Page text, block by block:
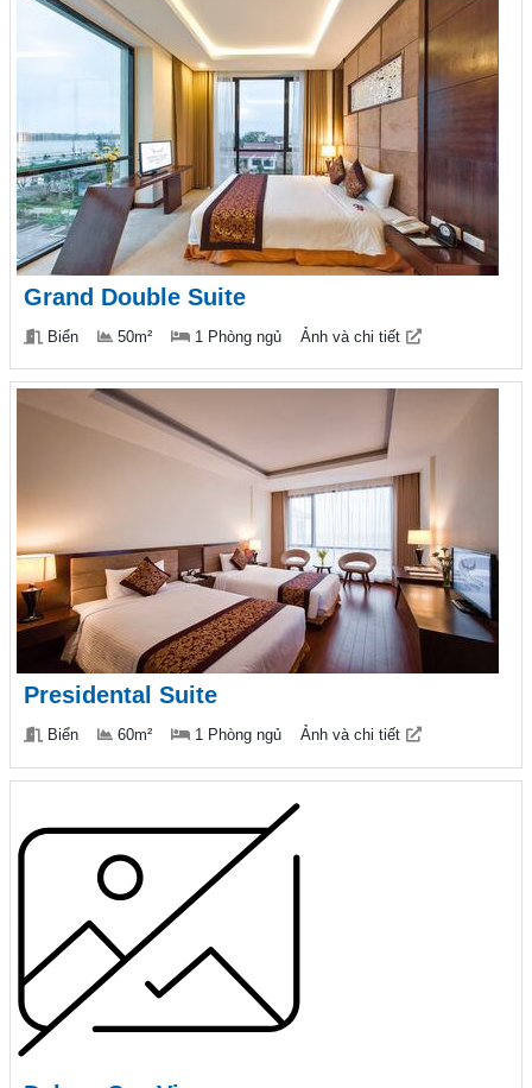
Grand Double Suite
Biển 50m² 1 Phòng ngủ Ảnh và chi tiết
Presidental Suite
Biển 60m² 1 Phòng ngủ Ảnh và chi tiết